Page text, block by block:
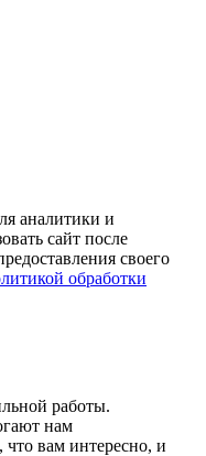
аналитики и
сайт после
своего
обработки
работы.
нам
что вам интересно, и